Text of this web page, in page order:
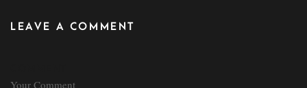
LEAVE A COMMENT